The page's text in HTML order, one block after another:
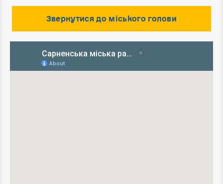
Звернутися до міського голови